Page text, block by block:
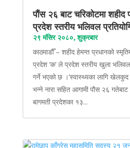
पौंस २६ बाट चरिकोटमा शहीद
प्रदेश स्तरीय भलिवल
२९ मंसिर २०८०, शुक्रबार
काठमाडौँ – शहीद हेमन्त प्रधानको
प्रदेश ‘क’ ले प्रदेश स्तरीय खुला भलिवल
गर्ने भएको छ ।‘स्वास्थ्यका लागि खेलकुद
भन्ने नारा सहित आगामी पौस २६ गतेबाट
बागमती प्रदेशका १३...